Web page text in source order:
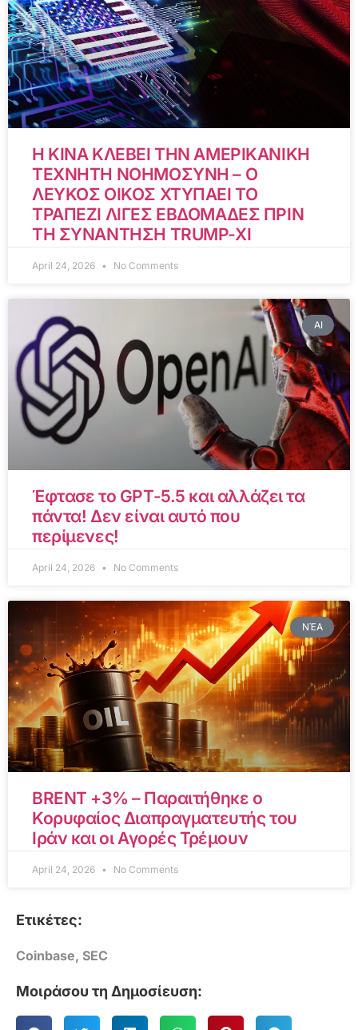
Η ΚΙΝΑ ΚΛΕΒΕΙ ΤΗΝ ΑΜΕΡΙΚΑΝΙΚΗ
ΤΕΧΝΗΤΗ ΝΟΗΜΟΣΥΝΗ – Ο
ΛΕΥΚΟΣ ΟΙΚΟΣ ΧΤΥΠΑΕΙ ΤΟ
ΤΡΑΠΕΖΙ ΛΙΓΕΣ ΕΒΔΟΜΑΔΕΣ ΠΡΙΝ
ΤΗ ΣΥΝΑΝΤΗΣΗ TRUMP-XI
April 24, 2026 No Comments
AI
Έφτασε το GPT-5.5 και αλλάζει τα
πάντα! Δεν είναι αυτό που
περίμενες!
April 24, 2026 No Comments
ΝΈΑ
BRENT +3% – Παραιτήθηκε ο
Κορυφαίος Διαπραγματευτής του
Ιράν και οι Αγορές Τρέμουν
April 24, 2026 No Comments
Ετικέτες:
Coinbase, SEC
Μοιράσου τη Δημοσίευση: